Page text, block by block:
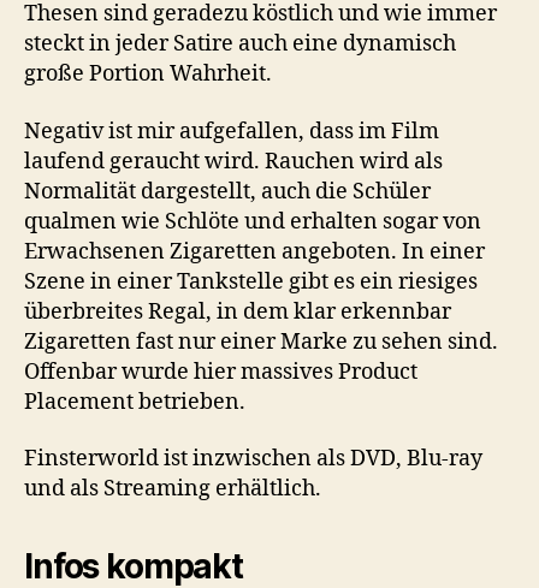
Thesen sind geradezu köstlich und wie immer
steckt in jeder Satire auch eine dynamisch
große Portion Wahrheit.
Negativ ist mir aufgefallen, dass im Film
laufend geraucht wird. Rauchen wird als
Normalität dargestellt, auch die Schüler
qualmen wie Schlöte und erhalten sogar von
Erwachsenen Zigaretten angeboten. In einer
Szene in einer Tankstelle gibt es ein riesiges
überbreites Regal, in dem klar erkennbar
Zigaretten fast nur einer Marke zu sehen sind.
Offenbar wurde hier massives Product
Placement betrieben.
Finsterworld ist inzwischen als DVD, Blu-ray
und als Streaming erhältlich.
Infos kompakt